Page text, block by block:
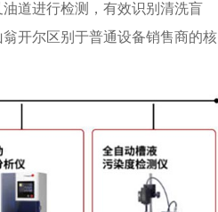
道进行检测，有效识别清洗盲
开尔区别于普通设备销售商的核